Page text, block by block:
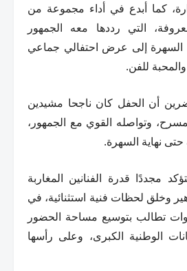
كما أبدع في أداء مجموعة من
التي رددها معه الجمهور
إلى عرض احتفالي جماعي
للفن.
أن الحفل كان ناجحا مشيدين
وتواصله القوي مع الجمهور،
نهاية السهرة.
مجددًا قدرة الفنانين المغاربة
وخلق لحظات فنية استثنائية، في
تطالب بتوسيع مساحة الحضور
الوطنية الكبرى، وعلى رأسها